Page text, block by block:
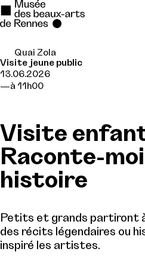
Se rendre au
Contenu principal
Quai Zola
Visite jeune public
13.06.2026
à 11h00
Visite
Raconte-
histoire
Petits et grands partiront
des récits légendaires ou
inspiré les artistes.